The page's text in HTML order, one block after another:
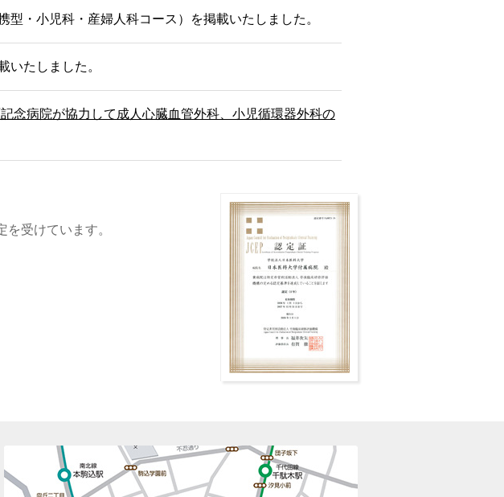
・小児科・産婦人科コース）を掲載いたしました。
いたしました。
念病院が協力して成人心臓血管外科、小児循環器外科の
受けています。